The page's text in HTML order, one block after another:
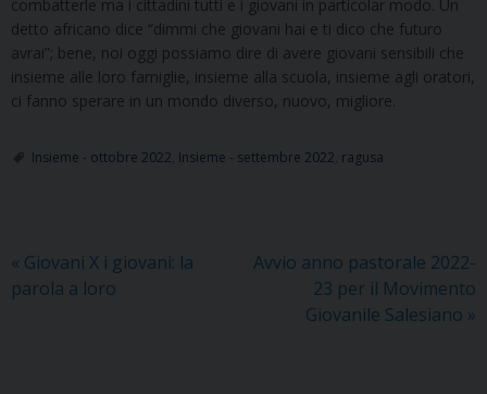
combatterle ma i cittadini tutti e i giovani in particolar modo. Un
detto africano dice “dimmi che giovani hai e ti dico che futuro
avrai”; bene, noi oggi possiamo dire di avere giovani sensibili che
insieme alle loro famiglie, insieme alla scuola, insieme agli oratori,
ci fanno sperare in un mondo diverso, nuovo, migliore.
Insieme - ottobre 2022 Insieme - settembre 2022 ragusa
« Giovani X i giovani: la
parola a loro
Avvio anno pastorale 2022-
23 per il Movimento
Giovanile Salesiano »